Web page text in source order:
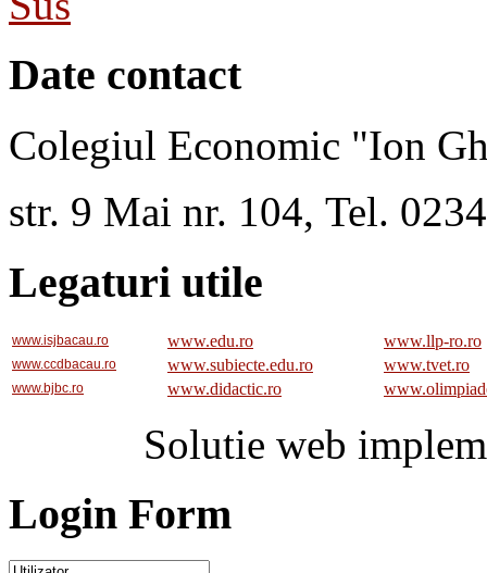
Date contact
Colegiul Economic "Ion
str. 9 Mai nr. 104, Tel.
Legaturi utile
www.isjbacau.ro www.edu.ro www.llp-ro.ro
www.ccdbacau.ro www.subiecte.edu.ro www.tvet.ro
www.bjbc.ro www.didactic.ro
Solutie web
Login Form